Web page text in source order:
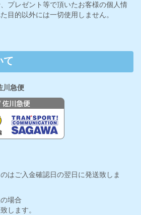
プレゼント等で頂いたお客様の個人情
目的以外には一切使用しません。
て
川急便
はご入金確認日の翌日に発送致しま
場合
します。